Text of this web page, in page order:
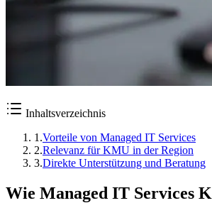
Inhaltsverzeichnis
1 .Vorteile von Managed IT Services
2.Relevanz für KMU in der Region
3.Direkte Unterstützung und Beratung
Wie Managed IT Services